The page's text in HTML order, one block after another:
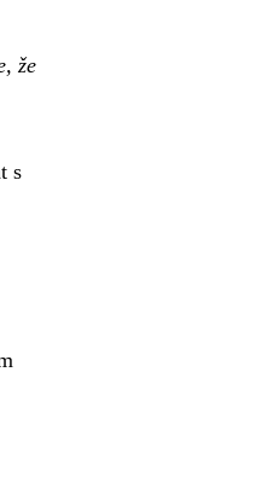
že
s